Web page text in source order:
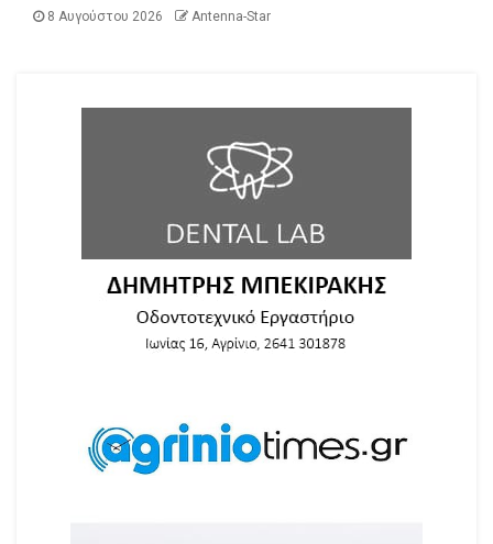
8 Αυγούστου 2026 Antenna-Star